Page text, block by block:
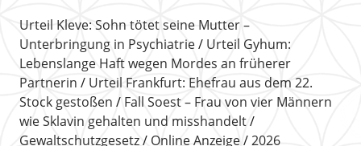
Urteil Kleve: Sohn tötet seine Mutter –
Unterbringung in Psychiatrie
Urteil Gyhum:
Lebenslange Haft wegen Mordes an früherer
Partnerin
Urteil Frankfurt: Ehefrau aus dem 22.
Stock gestoßen
Fall Soest – Frau von vier Männern
wie Sklavin gehalten und misshandelt
Gewaltschutzgesetz
Online Anzeige
2026